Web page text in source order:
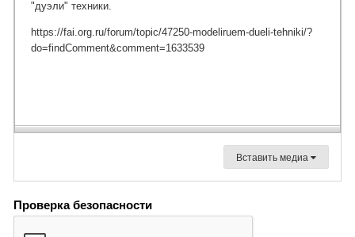
Вставить медиа
Проверка безопасности